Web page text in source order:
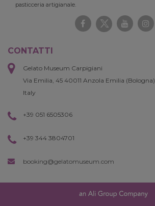
pasticceria artigianale.
CONTATTI
Gelato Museum Carpigiani
Via Emilia, 45 40011 Anzola Emilia (Bologna)
Italy
+39 051 6505306
+39 344 3804701
booking@gelatomuseum.com